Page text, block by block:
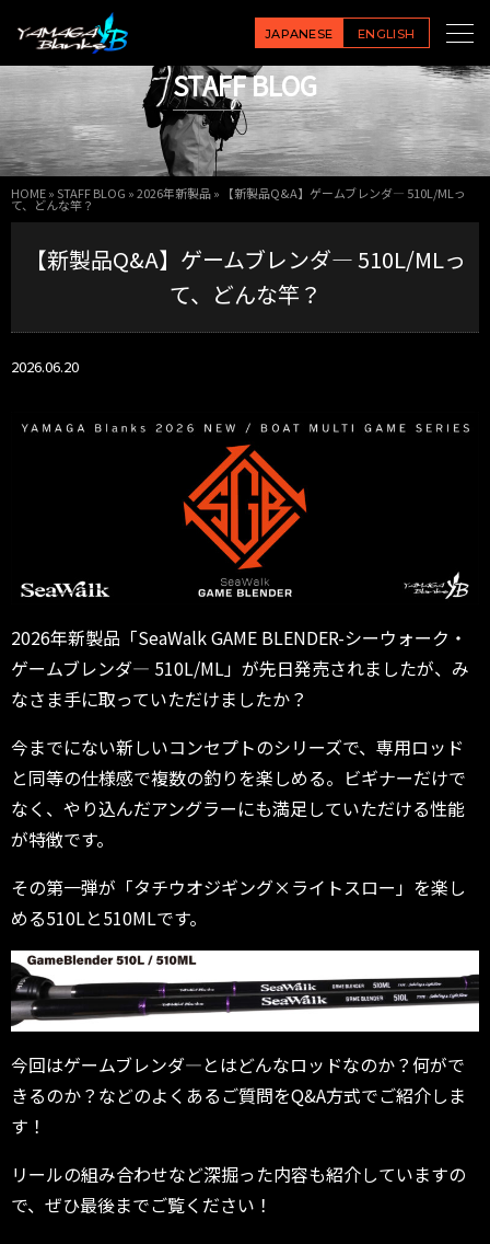
JAPANESE ENGLISH
STAFF BLOG
HOME»STAFF BLOG »2026年新製品» 【新製品Q&A】ゲームブレンダ― 510L/MLっ
て、どんな竿？
【新製品Q&A】ゲームブレンダ― 510L/MLっ
て、どんな竿？
2026.06.20
2026年新製品「SeaWalk GAME BLENDER-シーウォーク・
ゲームブレンダ― 510L/ML」が先日発売されましたが、み
なさま手に取っていただけましたか？
今までにない新しいコンセプトのシリーズで、専用ロッド
と同等の仕様感で複数の釣りを楽しめる。ビギナーだけで
なく、やり込んだアングラーにも満足していただける性能
が特徴です。
その第一弾が「タチウオジギング×ライトスロー」を楽し
める510Lと510MLです。
今回はゲームブレンダ―とはどんなロッドなのか？何がで
きるのか？などのよくあるご質問をQ&A方式でご紹介しま
す！
リールの組み合わせなど深掘った内容も紹介していますの
で、ぜひ最後までご覧ください！